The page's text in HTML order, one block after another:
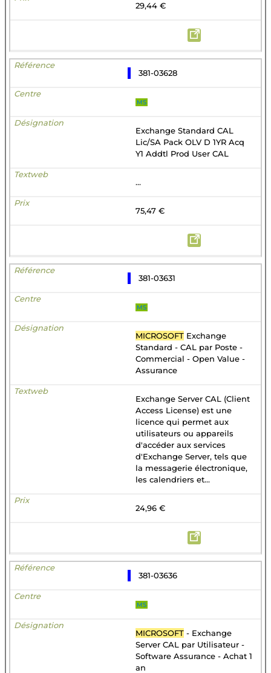
29,44 €
381-03628
MS
Exchange Standard CAL
Lic/SA Pack OLV D 1YR Acq
Y1 Addtl Prod User CAL
...
75,47 €
381-03631
MS
MICROSOFT Exchange
Standard - CAL par Poste -
Commercial - Open Value -
Assurance
Exchange Server CAL (Client
Access License) est une
licence qui permet aux
utilisateurs ou appareils
d'accéder aux services
d'Exchange Server, tels que
la messagerie électronique,
les calendriers et...
24,96 €
381-03636
MS
MICROSOFT - Exchange
Server CAL par Utilisateur -
Software Assurance - Achat 1
an